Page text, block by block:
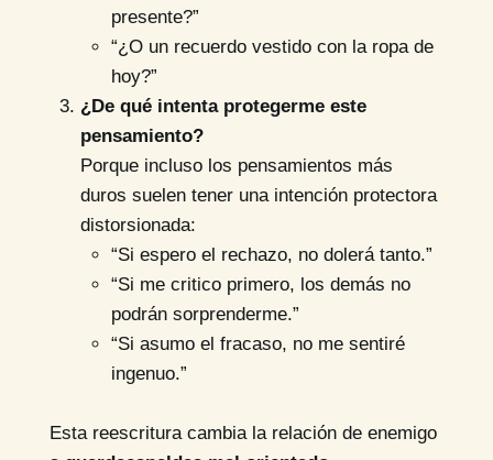
presente?”
“¿O un recuerdo vestido con la ropa de
hoy?”
¿De qué intenta protegerme este
pensamiento?
Porque incluso los pensamientos más
duros suelen tener una intención protectora
distorsionada:
“Si espero el rechazo, no dolerá tanto.”
“Si me critico primero, los demás no
podrán sorprenderme.”
“Si asumo el fracaso, no me sentiré
ingenuo.”
Esta reescritura cambia la relación de enemigo